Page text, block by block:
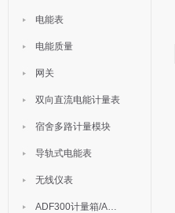
电能表
电能质量
网关
双向直流电能计量表
宿舍多路计量模块
导轨式电能表
无线仪表
ADF300计量箱/AEW无线计量